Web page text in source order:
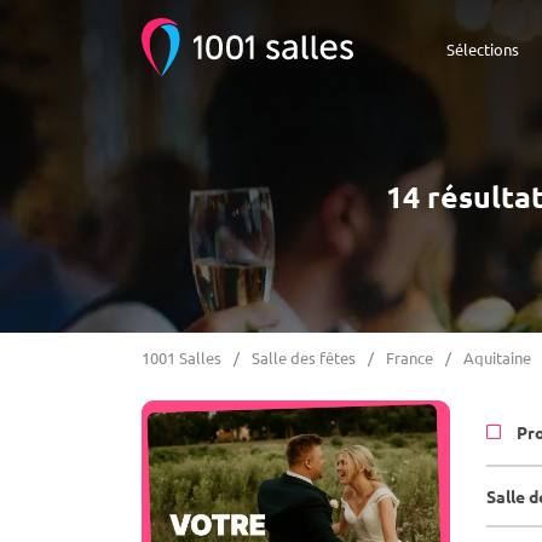
Sélections
14
1001 Salles Salle des fêtes France Aquitaine
Salle